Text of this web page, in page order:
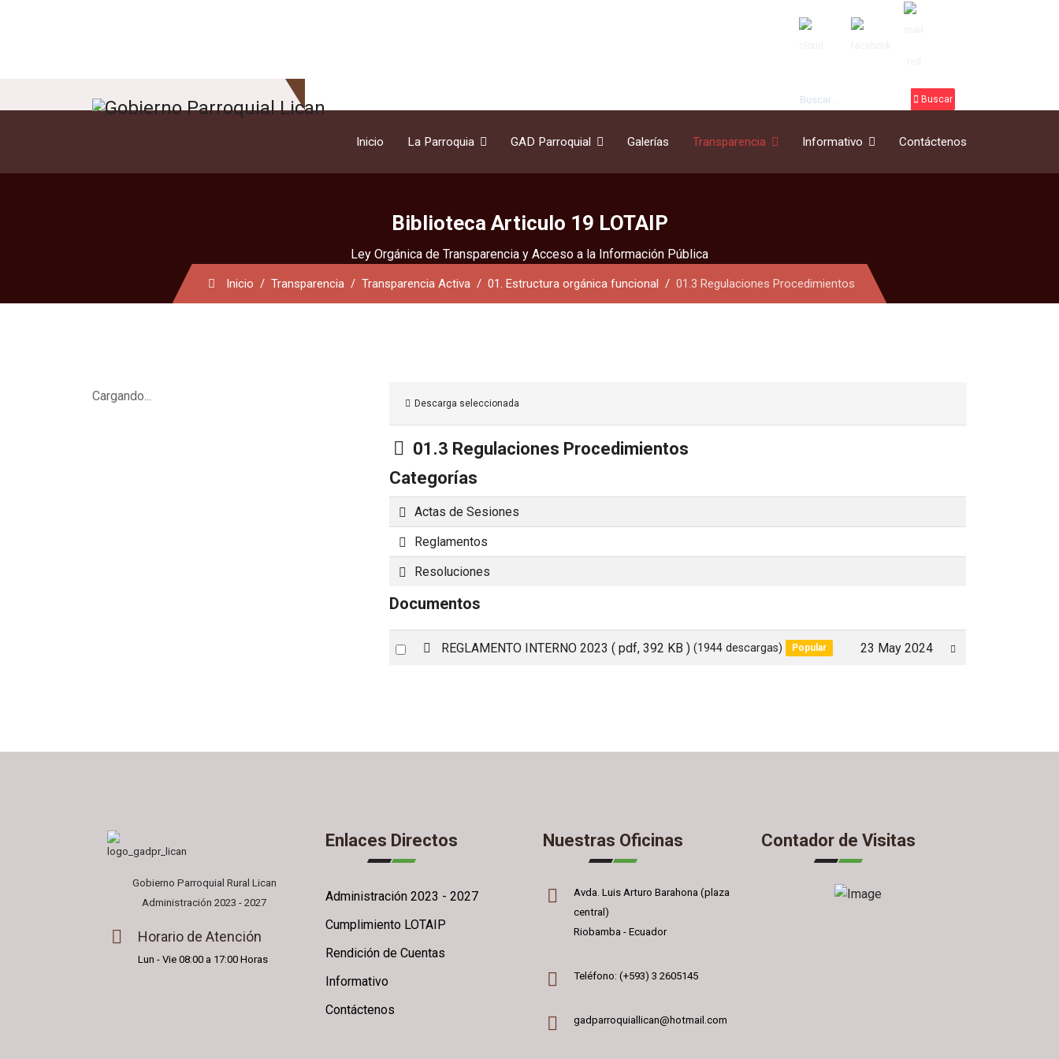
Buscar
Inicio La Parroquia GAD Parroquial Galerías Transparencia Informativo Contáctenos
Biblioteca Articulo 19 LOTAIP
Ley Orgánica de Transparencia y Acceso a la Información Pública
Inicio Transparencia Transparencia Activa 01. Estructura orgánica funcional 01.3 Regulaciones Procedimientos
Cargando...
Descarga seleccionada
Carpeta
01.3 Regulaciones Procedimientos
Categorías
Carpeta
Actas de Sesiones
Carpeta
Reglamentos
Carpeta
Resoluciones
Documentos
Select
pREGLAMENTO INTERNO 2023 ( pdf, 392 KB ) (1944 descargas) Popular 23 May 2024
Gobierno Parroquial Rural Lican
Administración 2023 - 2027
Horario de Atención
Lun - Vie 08:00 a 17:00 Horas
Enlaces Directos
Administración 2023 - 2027
Cumplimiento LOTAIP
Rendición de Cuentas
Informativo
Contáctenos
Nuestras Oficinas
Avda. Luis Arturo Barahona (plaza
central)
Riobamba - Ecuador
Teléfono: (+593) 3 2605145
gadparroquiallican@hotmail.com
Contador de Visitas